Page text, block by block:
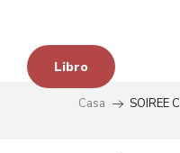
contenu
principal
Libro
Casa SOIREE